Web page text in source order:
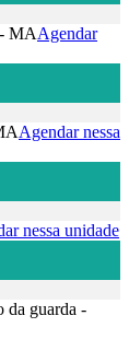
MAAgendar
Agendar nessa
nessa unidade
da guarda -